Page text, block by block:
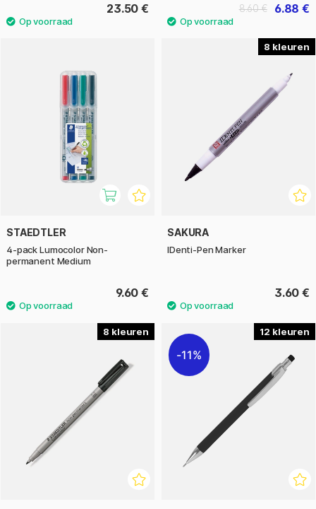
23.50 € 6.88 €
8.60 €
STAEDTLER
4-pack Lumocolor Non-
permanent Medium
9.60 €
8
SAKURA
IDenti-Pen Marker
3.60 €
8 12
11%